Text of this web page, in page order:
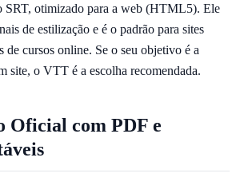
SRT, otimizado para a web (HTML5). Ele
de estilização e é o padrão para sites
de cursos online. Se o seu objetivo é a
site, o VTT é a escolha recomendada.
Oficial com PDF e